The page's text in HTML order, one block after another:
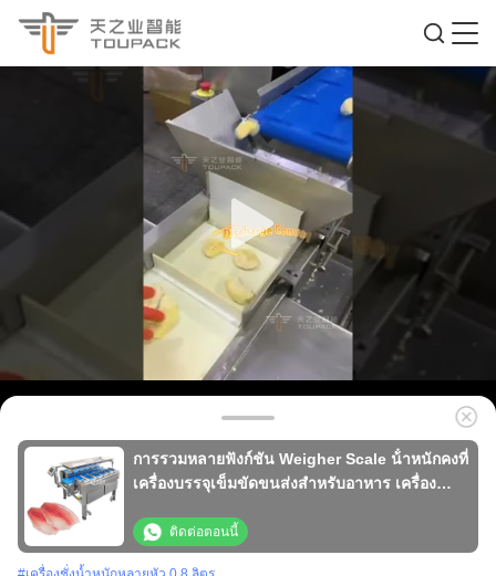
การรวมหลายฟังก์ชัน Weigher Scale น้ําหนักคงที่
เครื่องบรรจุเข็มขัดขนส่งสําหรับอาหาร เครื่อง
ติดต่อตอนนี้